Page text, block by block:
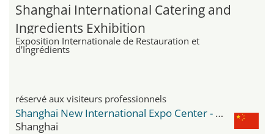
Shanghai International Catering and
Ingredients Exhibition
Exposition Internationale de Restauration et
d'Ingrédients
réservé aux visiteurs professionnels
Shanghai New International Expo Center - SNIEC
Shanghai